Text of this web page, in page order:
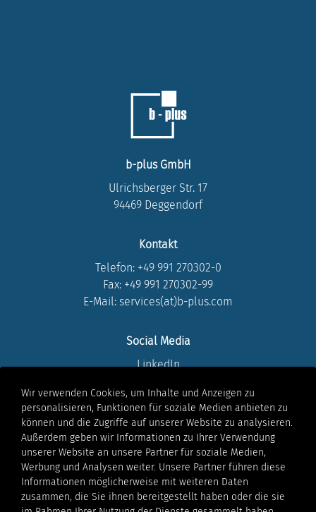
b-plus GmbH
Ulrichsberger Str. 17
94469 Deggendorf
Kontakt
Telefon: +49 991 270302-0
Fax: +49 991 270302-99
E-Mail: services(at)b-plus.com
Social Media
LinkedIn
Youtube
Facebook
Xing
Rechtliches
Impressum
Wir verwenden Cookies, um Inhalte und Anzeigen zu
personalisieren, Funktionen für soziale Medien anbieten zu
können und die Zugriffe auf unserer Website zu analysieren.
Außerdem geben wir Informationen zu Ihrer Verwendung
unserer Website an unsere Partner für soziale Medien,
Werbung und Analysen weiter. Unsere Partner führen diese
Informationen möglicherweise mit weiteren Daten
zusammen, die Sie ihnen bereitgestellt haben oder die sie